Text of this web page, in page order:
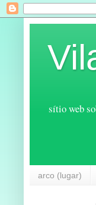
sítio web
arco (lugar)